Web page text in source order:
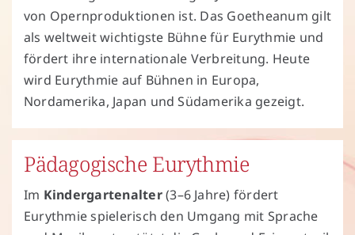
von Opernproduktionen ist. Das Goetheanum gilt
als weltweit wichtigste Bühne für Eurythmie und
fördert ihre internationale Verbreitung. Heute
wird Eurythmie auf Bühnen in Europa,
Nordamerika, Japan und Südamerika gezeigt.
Pädagogische Eurythmie
Im Kindergartenalter(3–6 Jahre) fördert
Eurythmie spielerisch den Umgang mit Sprache